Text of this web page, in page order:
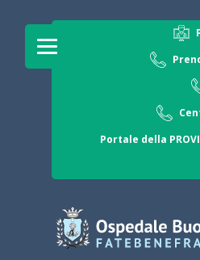
Portale della